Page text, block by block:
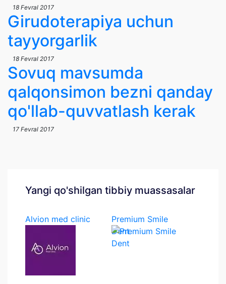
18 Fevral 2017
Girudoterapiya uchun
tayyorgarlik
18 Fevral 2017
Sovuq mavsumda
qalqonsimon bezni qanday
qo'llab-quvvatlash kerak
17 Fevral 2017
Yangi qo'shilgan tibbiy muassasalar
Alvion med clinic
Premium Smile
Dent